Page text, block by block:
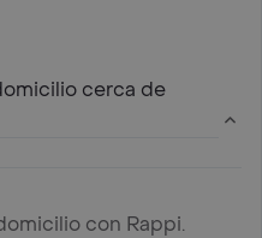
cerca de
con Rappi.